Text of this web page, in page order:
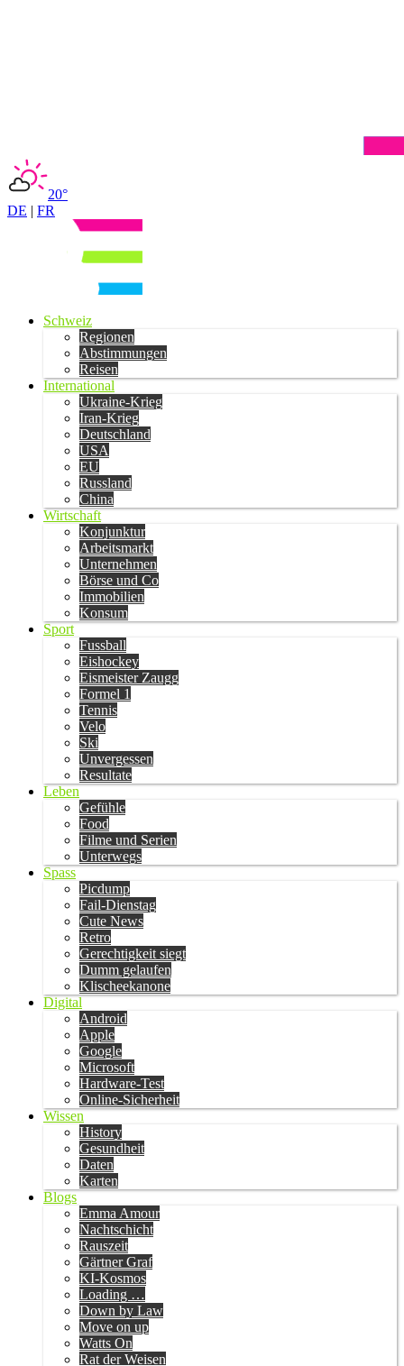
20°
DE | FR
Schweiz
Regionen
Abstimmungen
Reisen
International
Ukraine-Krieg
Iran-Krieg
Deutschland
USA
EU
Russland
China
Wirtschaft
Konjunktur
Arbeitsmarkt
Unternehmen
Börse und Co
Immobilien
Konsum
Sport
Fussball
Eishockey
Eismeister Zaugg
Formel 1
Tennis
Velo
Ski
Unvergessen
Resultate
Leben
Gefühle
Food
Filme und Serien
Unterwegs
Spass
Picdump
Fail-Dienstag
Cute News
Retro
Gerechtigkeit siegt
Dumm gelaufen
Klischeekanone
Digital
Android
Apple
Google
Microsoft
Hardware-Test
Online-Sicherheit
Wissen
History
Gesundheit
Daten
Karten
Blogs
Emma Amour
Nachtschicht
Rauszeit
Gärtner Graf
KI-Kosmos
Loading …
Down by Law
Move on up
Watts On
Rat der Weisen